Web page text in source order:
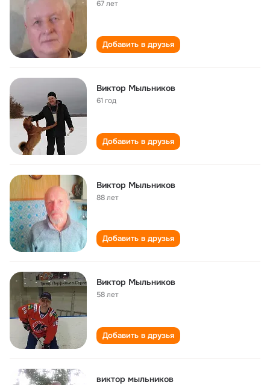
67 лет
Добавить в друзья
Виктор Мыльников
61 год
Добавить в друзья
Виктор Мыльников
88 лет
Добавить в друзья
Виктор Мыльников
58 лет
Добавить в друзья
виктор мыльников